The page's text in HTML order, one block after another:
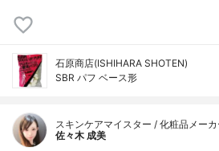
石原商店(ISHIHARA SHOTEN)
SBR パフ ベース形
スキンケアマイスター / 化粧品メー
佐々木 成美